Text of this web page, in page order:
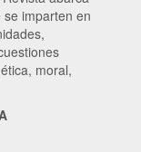
imparten en
moral,